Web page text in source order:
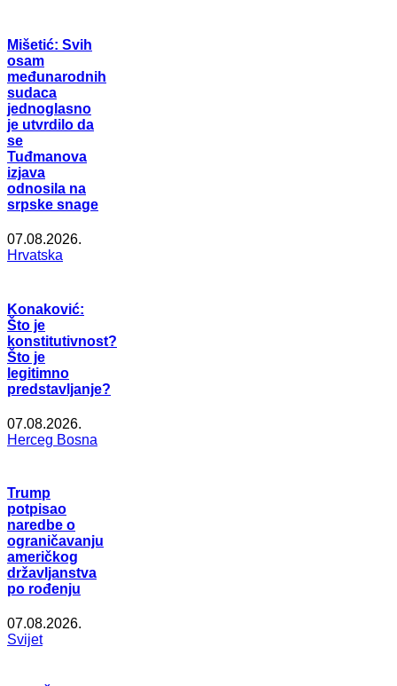
Mišetić: Svih
osam
međunarodnih
sudaca
jednoglasno
je utvrdilo da
se
Tuđmanova
izjava
odnosila na
srpske snage
07.08.2026.
Hrvatska
Konaković:
Što je
konstitutivnost?
Što je
legitimno
predstavljanje?
07.08.2026.
Herceg Bosna
Trump
potpisao
naredbe o
ograničavanju
američkog
državljanstva
po rođenju
07.08.2026.
Svijet